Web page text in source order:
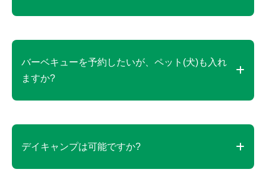
チェックイン時間前にキャンプ場へ駐車することは
公園駐車場にお停めいただき、チェックイン時間に
なりましたら、キャンプレセプション(管理棟)へご
移動ください。駐車料金を2度お支払いただく必要
キャンプ専用ダイヤル 070-3622-0001 (10時～17
時受付)
バーベキューを予約したいが、ペット(犬)も入れ
ますか?
ワンちゃんOKのお席をご案内いたします。
デイキャンプは可能ですか?